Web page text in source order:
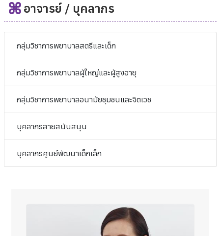
อาจารย์ / บุคลากร
กลุ่มวิชาการพยาบาลสตรีและเด็ก
กลุ่มวิชาการพยาบาลผู้ใหญ่และผู้สูงอายุ
กลุ่มวิชาการพยาบาลอนามัยชุมชนและจิตเวช
บุคลากรสายสนันสนุน
บุคลากรศูนย์พัฒนาเด็กเล็ก